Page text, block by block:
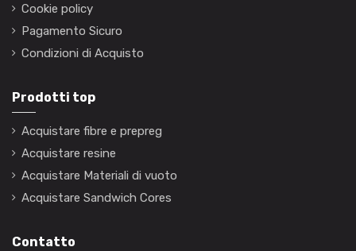
Cookie policy
Pagamento Sicuro
Condizioni di Acquisto
Prodotti top
Acquistare fibre e prepreg
Acquistare resine
Acquistare Materiali di vuoto
Acquistare Sandwich Cores
Contatto